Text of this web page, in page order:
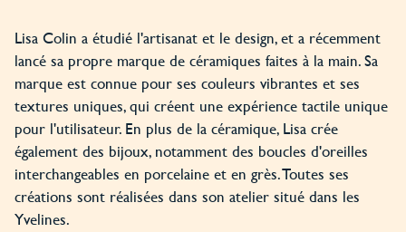
Lisa Colin a étudié l'artisanat et le design, et a récemment
lancé sa propre marque de céramiques faites à la main. Sa
marque est connue pour ses couleurs vibrantes et ses
textures uniques, qui créent une expérience tactile unique
pour l'utilisateur. En plus de la céramique, Lisa crée
également des bijoux, notamment des boucles d'oreilles
interchangeables en porcelaine et en grès. Toutes ses
créations sont réalisées dans son atelier situé dans les
Yvelines.